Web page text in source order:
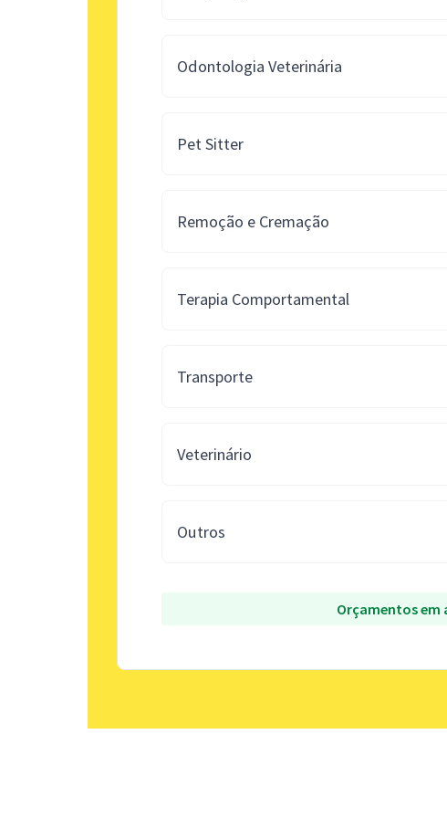
Odontologia Veterinária
Pet Sitter
Remoção e Cremação
Terapia Comportamental
Transporte
Veterinário
Outros
Orçamentos em